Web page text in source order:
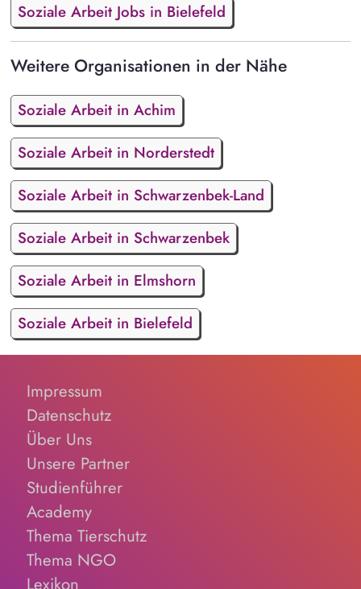
Soziale Arbeit Jobs in Bielefeld
Weitere Organisationen in der Nähe
Soziale Arbeit in Achim
Soziale Arbeit in Norderstedt
Soziale Arbeit in Schwarzenbek-Land
Soziale Arbeit in Schwarzenbek
Soziale Arbeit in Elmshorn
Soziale Arbeit in Bielefeld
Impressum
Datenschutz
Über Uns
Unsere Partner
Studienführer
Academy
Thema Tierschutz
Thema NGO
Lexikon